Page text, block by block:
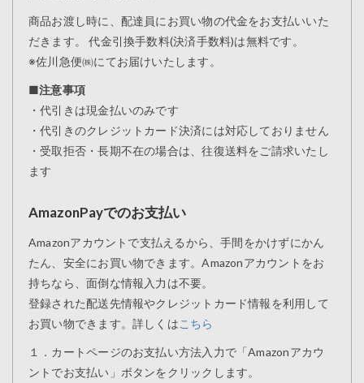
商品お渡し時に、配達員にお買い物の代金をお支払いいた
だきます。 代金引換手数料(決済手数料)は無料です。
※佐川急便㈱にてお届けいたします。
■注意事項
・代引きは現金払いのみです
・代引きのクレジットカード決済には対応しておりません
・受取拒否・長期不在の場合は、往復送料をご請求いたし
ます
AmazonPayでのお支払い
Amazonアカウントで支払えるから、手間をかけずにかん
たん、安全にお買い物できます。Amazonアカウントをお
持ちなら、面倒な情報入力は不要。
登録された配送先情報やクレジットカード情報を利用して
お買い物できます。詳しくはこちら
１．カートページのお支払い方法入力で「Amazonアカウ
ントでお支払い」ボタンをクリックします。